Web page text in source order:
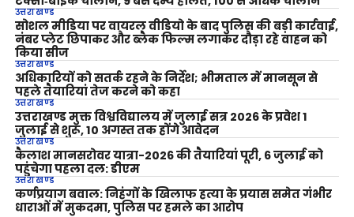
उत्तराखण्ड
सोशल मीडिया पर वायरल वीडियो के बाद पुलिस की बड़ी कार्रवाई,
नंबर प्लेट छिपाकर और ब्लैक फिल्म लगाकर दौड़ा रहे वाहन को
किया सीज
उत्तराखण्ड
अधिकारियों को सतर्क रहने के निर्देश; भीमताल में मानसून से
पहले तैयारियां तेज करने को कहा
उत्तराखण्ड
उत्तराखण्ड मुक्त विश्वविद्यालय में जुलाई सत्र 2026 के प्रवेश 1
जुलाई से शुरू, 10 अगस्त तक होंगे आवेदन
उत्तराखण्ड
कैलाश मानसरोवर यात्रा-2026 की तैयारियां पूरी, 6 जुलाई को
पहुंचेगा पहला दल: डीएम
उत्तराखण्ड
कर्णप्रयाग बवाल: निहंगों के खिलाफ हत्या के प्रयास समेत गंभीर
धाराओं में मुकदमा, पुलिस पर हमले का आरोप